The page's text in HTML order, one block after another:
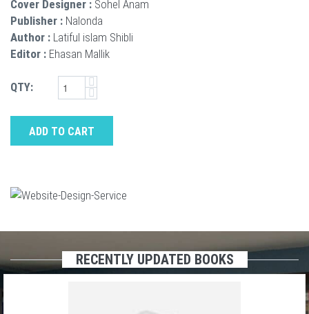
Cover Designer : Sohel Anam
Publisher : Nalonda
Author : Latiful islam Shibli
Editor : Ehasan Mallik
QTY:
ADD TO CART
RECENTLY UPDATED BOOKS